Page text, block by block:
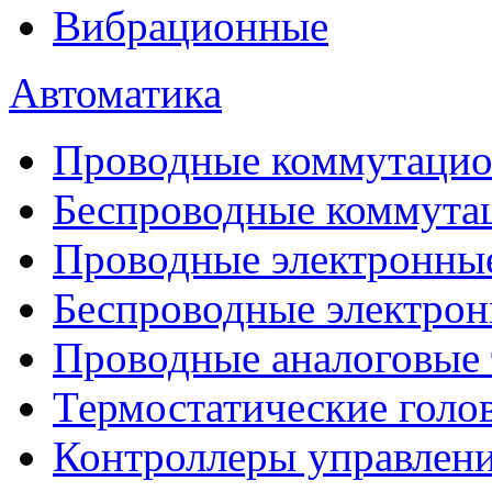
Вибрационные
Автоматика
Проводные
Беспроводные
Проводные
Беспроводные
Проводные аналоговые
Термостатические
Контроллеры